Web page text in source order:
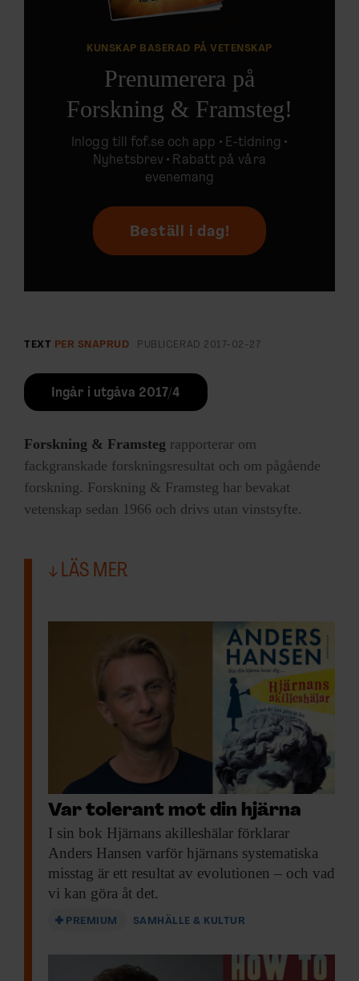
KUNSKAP BASERAD PÅ VETENSKAP
Prenumerera på
Forskning & Framsteg!
Inlogg tillfof.se och app • E-tidning •
Nyhetsbrev • Rabatt på våra
evenemang
Beställ i dag!
TEXT PER SNAPRUD PUBLICERAD 2017-02-27
Ingår i utgåva 2017/4
Forskning & Framsteg rapporterar om
fackgranskade forskningsresultat och om pågående
forskning. Forskning & Framsteg har bevakat
vetenskap sedan 1966 och drivs utan vinstsyfte.
LÄS MER
Var tolerant mot din hjärna
I sin bok Hjärnans akilleshälar förklarar
Anders Hansen varför hjärnans systematiska
misstag är ett resultat av evolutionen – och vad
vi kan göra åt det.
PREMIUM SAMHÄLLE & KULTUR